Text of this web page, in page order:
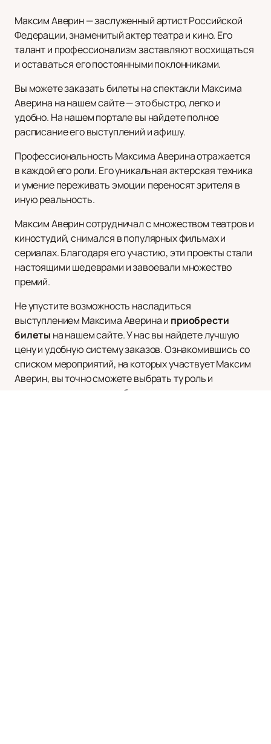
Максим Аверин — заслуженный артист Российской
Федерации, знаменитый актер театра и кино. Его
талант и профессионализм заставляют восхищаться
и оставаться его постоянными поклонниками.
Вы можете заказать билеты на спектакли Максима
Аверина на нашем сайте — это быстро, легко и
удобно. На нашем портале вы найдете полное
расписание его выступлений и афишу.
Профессиональность Максима Аверина отражается
в каждой его роли. Его уникальная актерская техника
и умение переживать эмоции переносят зрителя в
иную реальность.
Максим Аверин сотрудничал с множеством театров и
киностудий, снимался в популярных фильмах и
сериалах. Благодаря его участию, эти проекты стали
настоящими шедеврами и завоевали множество
премий.
Не упустите возможность насладиться
выступлением Максима Аверина и приобрести
билеты на нашем сайте. У нас вы найдете лучшую
цену и удобную систему заказов. Ознакомившись со
списком мероприятий, на которых участвует Максим
Аверин, вы точно сможете выбрать ту роль и
спектакль, которые вам больше всего понравятся.